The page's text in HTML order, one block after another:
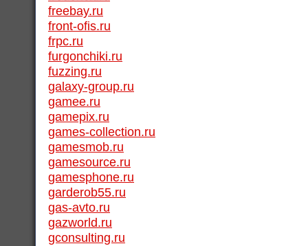
freebay.ru
front-ofis.ru
frpc.ru
furgonchiki.ru
fuzzing.ru
galaxy-group.ru
gamee.ru
gamepix.ru
games-collection.ru
gamesmob.ru
gamesource.ru
gamesphone.ru
garderob55.ru
gas-avto.ru
gazworld.ru
gconsulting.ru